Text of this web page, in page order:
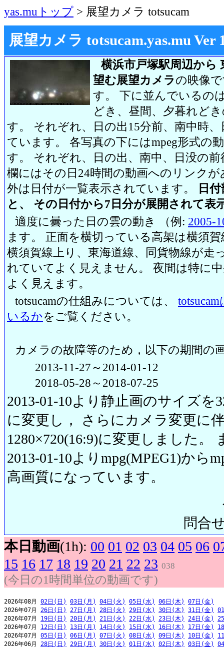
yas.muトップ > 展望カメラ totsucam
展望カメラ totsucam.yas.mu Ver
横浜市戸塚駅周辺から
望む展望カメラの映像
す。 下に並んでいるの
どき、昼間、夕暮れど
す。 それぞれ、日の出15分前、南中時
ています。 各写真の下にはmpeg形式の
す。 それぞれ、日の出、南中、日没の
欄にはその日24時間の動画へのリンク
外は日付が一覧表示されています。
日
と、 その日付から7日分が展開されて表
適度に曇った日の雲の動き （例: 2005-
ます。 正面を横切っている高架は横須
横須賀線上り、東海道線、同貨物線が走
れていてよく見えません。 夜間は特に
よく見えます。
totsucamの仕組みについては、
いるかをご覧ください。
カメラの故障等のため，以下の期間の
2013-11-27～2014-01-12
2018-05-28～2018-07-25
2013-01-10より静止画のサイズを
に変更し， さらにカメラ変更に
1280×720(16:9)に変更しました。
2013-01-10よりmpg(MPEG1)から
高画質になっています。
問合
本日動画(1h): 00 01 02 03 04 05 06
15 16 17 18 19 20 21 22 23 038
(今日の1時間単位の動画です)
2026年08月 02日(日) 03日(月) 04日(火) 05日(水) 06日(木)
07日(金)
2026年07月 26日(日) 27日(月) 28日(火) 29日(水) 30日(木) 31日(金)
2026年07月 19日(日) 20日(月) 21日(火) 22日(水) 23日(木) 24日(金)
2026年07月 12日(日) 13日(月) 14日(火) 15日(水) 16日(木) 17日(金)
2026年07月 05日(日) 06日(月) 07日(火) 08日(水) 09日(木) 10日(金)
2026年06月 28日(日) 29日(月) 30日(火) 01日(水) 02日(木) 03日(金)